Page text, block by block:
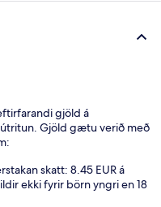
gjöld á
Gjöld gætu verið með
skatt: 8.45 EUR á
ekki fyrir börn yngri en 18